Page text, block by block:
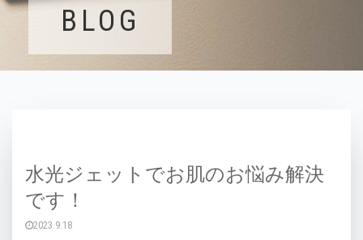
BLOG
水光ジェットでお肌のお悩み解決
です！
2023.9.18